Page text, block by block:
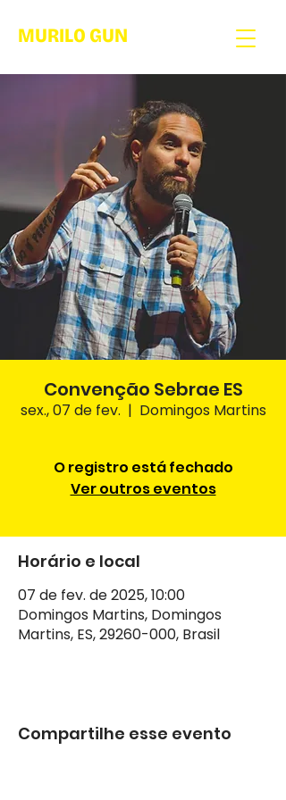
MURILO GUN
Convenção Sebrae ES
sex., 07 de fev.
  |
Domingos Martins
O registro está fechado
Ver outros eventos
Horário e local
07 de fev. de 2025, 10:00
Domingos Martins, Domingos
Martins, ES, 29260-000, Brasil
Compartilhe esse evento